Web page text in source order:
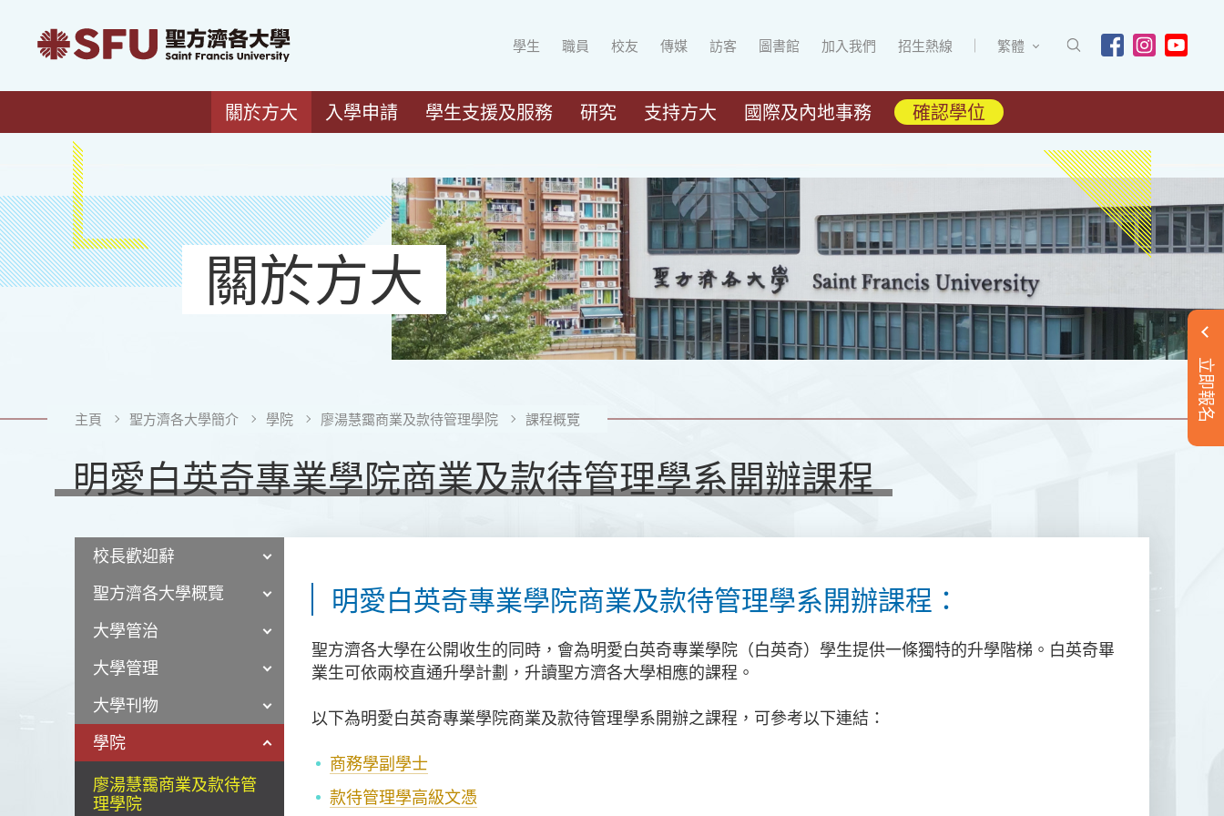
學生 職員 校友 傳媒 訪客 圖書館 加入我們 招生熱線 繁體
關於方大 入學申請 學生支援及服務 研究 支持方大 國際及內地事務 確認學位
立即報名
關於方大
主頁 聖方濟各大學簡介 學院 廖湯慧靄商業及款待管理學院 課程概覽
明愛白英奇專業學院商業及款待管理學系開辦課程
校長歡迎辭
聖方濟各大學概覽
大學管治
大學管理
大學刊物
學院
廖湯慧靄商業及款待管
理學院
明愛白英奇專業學院商業及款待管理學系開辦課程：
聖方濟各大學在公開收生的同時，會為明愛白英奇專業學院 （白英奇）學生提供一條獨特的升學階梯。白英奇畢
業生可依兩校直通升學計劃，升讀聖方濟各大學相應的課程。
以下為明愛白英奇專業學院商業及款待管理學系開辦之課程，可參考以下連結：
商務學副學士
款待管理學高級文憑